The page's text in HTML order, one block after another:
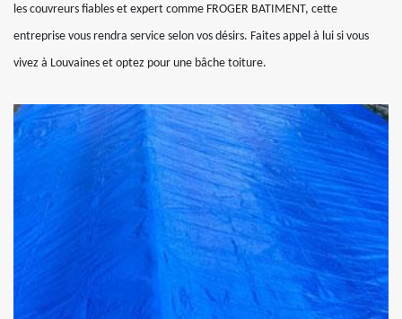
les couvreurs fiables et expert comme FROGER BATIMENT, cette
entreprise vous rendra service selon vos désirs. Faites appel à lui si vous
vivez à Louvaines et optez pour une bâche toiture.